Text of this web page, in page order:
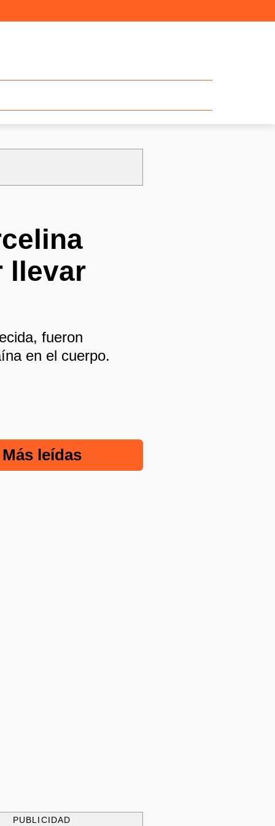
llevar
fueron
en el cuerpo.
Más leídas
PUBLICIDAD